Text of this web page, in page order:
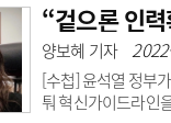
하게 느껴질 정도다.
다는 점이다.대기오
피해를 초래하고 있
“겉으론 인
양보혜 기자
[수첩] 윤석열 정부
퉈 혁신가이드라인